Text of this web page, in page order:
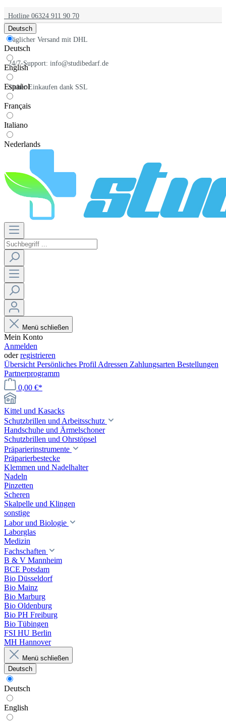
Hotline 06324 911 90 70
Täglicher Versand mit DHL
24/7-Support: info@studibedarf.de
Sicher Einkaufen dank SSL
Deutsch
Deutsch
English
Español
Français
Italiano
Nederlands
Menü schließen
Mein Konto
Anmelden
oderregistrieren
Übersicht Persönliches Profil Adressen Zahlungsarten Bestellungen
Partnerprogramm
0,00 €*
Kittel und Kasacks
Schutzbrillen und Arbeitsschutz
Handschuhe und Ärmelschoner
Schutzbrillen und Ohrstöpsel
Präparierinstrumente
Präparierbestecke
Klemmen und Nadelhalter
Nadeln
Pinzetten
Scheren
Skalpelle und Klingen
sonstige
Labor und Biologie
Laborglas
Medizin
Fachschaften
B & V Mannheim
BCE Potsdam
Bio Düsseldorf
Bio Mainz
Bio Marburg
Bio Oldenburg
Bio PH Freiburg
Bio Tübingen
FSI HU Berlin
MH Hannover
Menü schließen
Deutsch
Deutsch
English